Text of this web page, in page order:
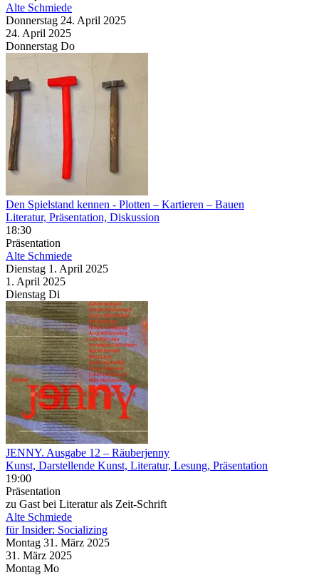
Alte Schmiede
Donnerstag 24. April 2025
24. April 2025
Donnerstag Do
Den Spielstand kennen - Plotten – Kartieren – Bauen
Literatur, Präsentation, Diskussion
18:30
Präsentation
Alte Schmiede
Dienstag 1. April 2025
1. April 2025
Dienstag Di
JENNY. Ausgabe 12 – Räuberjenny
Kunst, Darstellende Kunst, Literatur, Lesung, Präsentation
19:00
Präsentation
zu Gast bei Literatur als Zeit-Schrift
Alte Schmiede
für Insider: Socializing
Montag 31. März 2025
31. März 2025
Montag Mo